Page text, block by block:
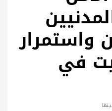
واستمرار
في